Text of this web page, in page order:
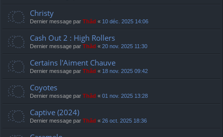
Christy
Dernier message par Thãd « 10 déc. 2025 14:06
Cash Out 2 : High Rollers
Dernier message par Thãd « 20 nov. 2025 11:30
Certains l'Aiment Chauve
Dernier message par Thãd « 18 nov. 2025 09:42
Coyotes
Dernier message par Thãd « 01 nov. 2025 13:28
Captive (2024)
Dernier message par Thãd « 26 oct. 2025 18:36